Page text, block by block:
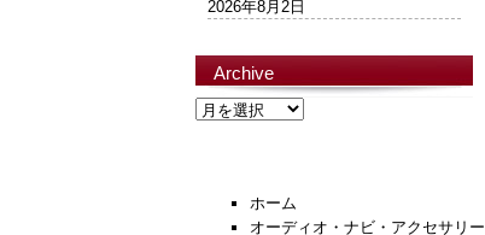
2026年8月2日
Archive
Archive
ホーム
オーディオ・ナビ・アクセサリー